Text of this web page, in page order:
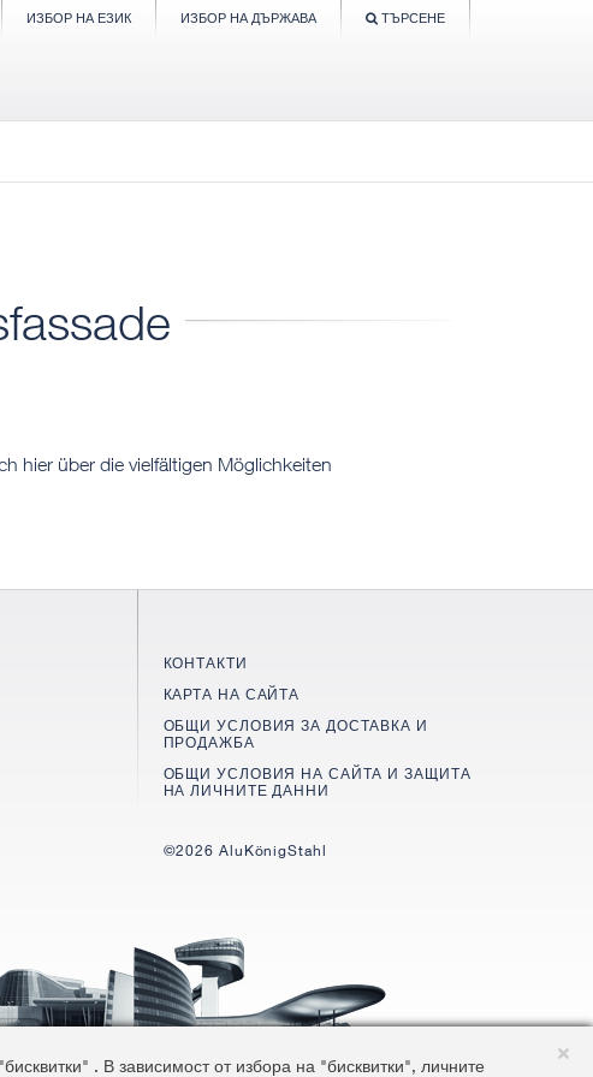
ИЗБОР НА ЕЗИК ИЗБОР НА ДЪРЖАВА ТЪРСЕНЕ
hier über die vielfältigen Möglichkeiten
КОНТАКТИ
КАРТА НА САЙТА
ОБЩИ УСЛОВИЯ ЗА ДОСТАВКА И
ПРОДАЖБА
ОБЩИ УСЛОВИЯ НА САЙТА И ЗАЩИТА
НА ЛИЧНИТЕ ДАННИ
©2026 AluKönigStahl
. В зависимост от избора на "бисквитки", личните